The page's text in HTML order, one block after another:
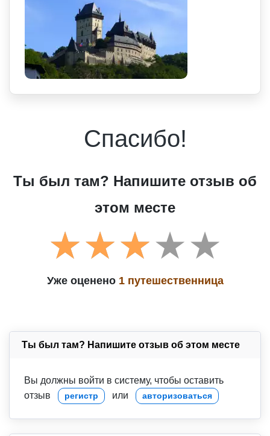
Спасибо!
Ты был там? Напишите отзыв об
этом месте
Уже оценено 1 путешественница
Ты был там? Напишите отзыв об этом месте
Вы должны войти в систему, чтобы оставить
отзыв
регистр или авторизоваться